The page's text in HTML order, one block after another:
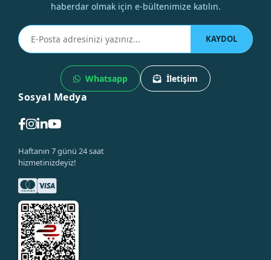
haberdar olmak için e-bültenimize katılın.
KAYDOL
Whatsapp İletişim
Sosyal Medya
Haftanın 7 günü 24 saat
hizmetinizdeyiz!